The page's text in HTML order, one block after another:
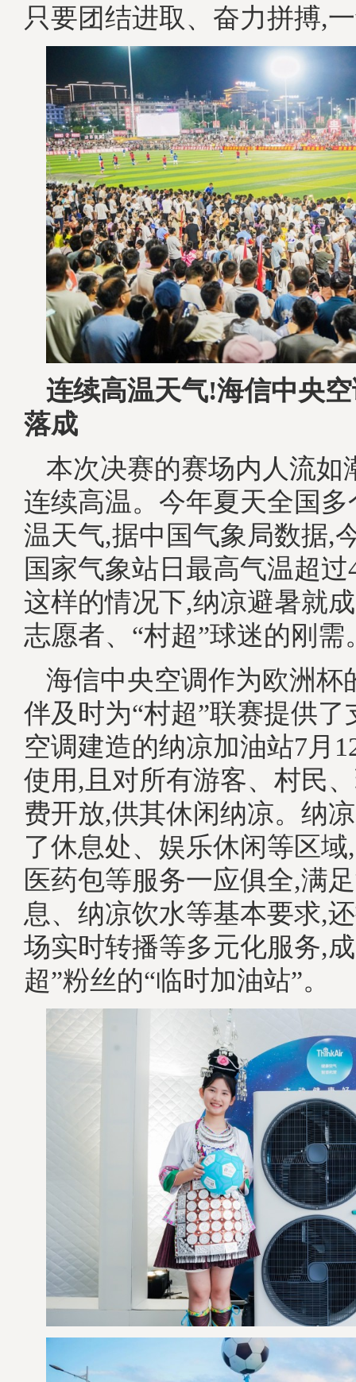
只要团结进取、奋力拼搏,
连续高温天气!海信中央
落成
本次决赛的赛场内人流如
连续高温。今年夏天全国
温天气,据中国气象局数据,
国家气象站日最高气温超
这样的情况下,纳凉避暑就
志愿者、“村超”球迷的刚需
海信中央空调作为欧洲杯
伴及时为“村超”联赛提供
空调建造的纳凉加油站7月
使用,且对所有游客、村民
费开放,供其休闲纳凉。纳
了休息处、娱乐休闲等区
医药包等服务一应俱全,满
息、纳凉饮水等基本要求,
场实时转播等多元化服务,
超”粉丝的“临时加油站”。